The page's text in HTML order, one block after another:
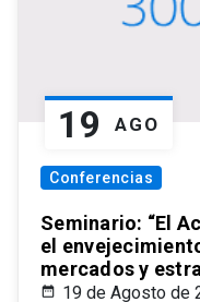
19 AGO
Conferencias
Seminario: “El
el
mercados y
19 de Agosto de